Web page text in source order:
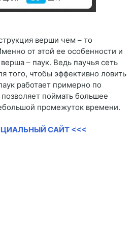
верши чем – то
от этой ее особенности и
– паук. Ведь паучья сеть
того, чтобы эффективно ловить
работает примерно по
поймать большее
промежуток времени.
САЙТ <<<